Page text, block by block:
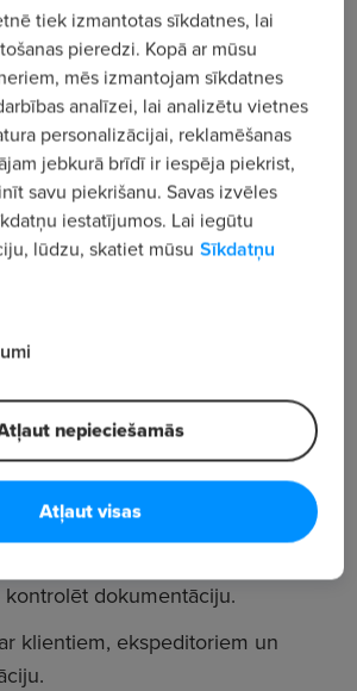
darbā maiņas stividoru/-i kravu
organizēšanai un uzraudzībai
procesu koordinēšanu,
un kvalitātes kontroli,
un efektīvu darba izpildi.
kravu pārkraušanas darbus.
operatori u.c.).
un izkraušanas procesus
kravu uzglabāšanu.
dokumentāciju.
klientiem, ekspeditoriem un
tiek izmantotas sīkdatnes, lai
pieredzi. Kopā ar mūsu
mēs izmantojam sīkdatnes
analīzei, lai analizētu vietnes
personalizācijai, reklamēšanas
jebkurā brīdī ir iespēja piekrist,
savu piekrišanu. Savas izvēles
iestatījumos. Lai iegūtu
lūdzu, skatiet mūsu Sīkdatņu
nepieciešamās
Atļaut visas